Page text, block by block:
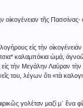
τῆς
εἰς τὴν
καλαμπόκια ὠμά,
εἰς τὴν Μεγάλην Λαύραν
του, λέγων ὅτι «τὰ
γολέταν μαζὶ μ᾿ ἕνα